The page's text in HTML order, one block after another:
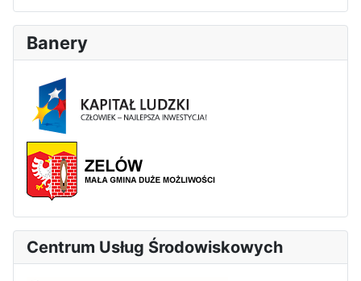
Banery
Centrum Usług Środowiskowych